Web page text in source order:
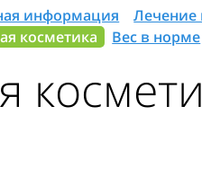
информация
Лечение
косметика Вес в норме